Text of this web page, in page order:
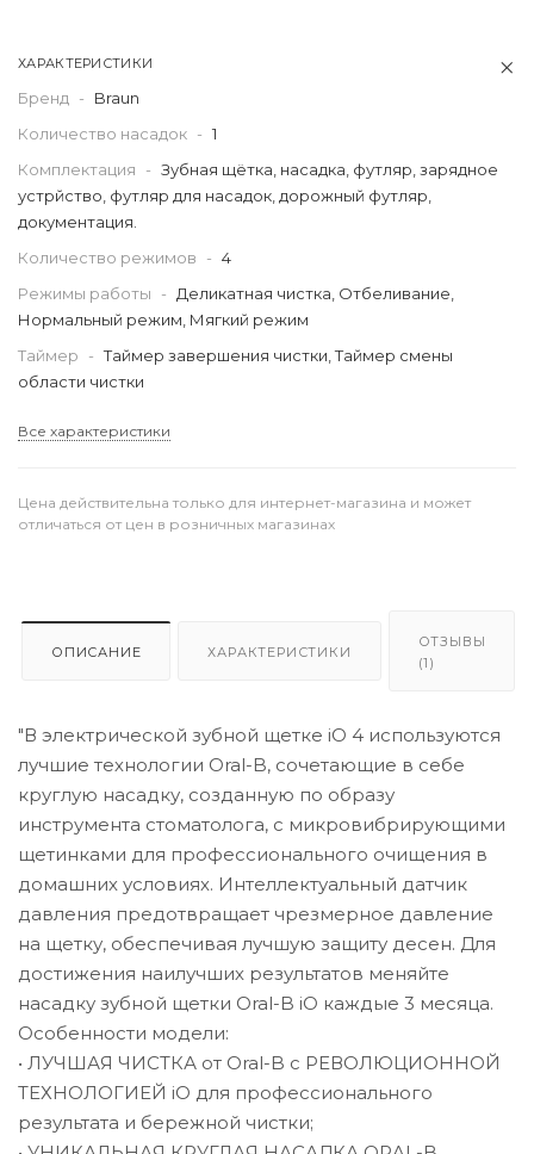
ХАРАКТЕРИСТИКИ
Бренд -
Braun
Количество насадок - 1
Комплектация
- Зубная щётка, насадка, футляр, зарядное
устрйство, футляр для насадок, дорожный футляр,
документация.
Количество режимов
- 4
Режимы работы
- Деликатная чистка, Отбеливание,
Нормальный режим, Мягкий режим
Таймер
- Таймер завершения чистки, Таймер смены
области чистки
Все характеристики
Цена действительна только для интернет-магазина и может
отличаться от цен в розничных магазинах
ОПИСАНИЕ ХАРАКТЕРИСТИКИ
ОТЗЫВЫ
(1)
"В электрической зубной щетке iO 4 используются
лучшие технологии Oral-B, сочетающие в себе
круглую насадку, созданную по образу
инструмента стоматолога, с микровибрирующими
щетинками для профессионального очищения в
домашних условиях. Интеллектуальный датчик
давления предотвращает чрезмерное давление
на щетку, обеспечивая лучшую защиту десен. Для
достижения наилучших результатов меняйте
насадку зубной щетки Oral-B iO каждые 3 месяца.
Особенности модели:
• ЛУЧШАЯ ЧИСТКА от Oral-B с РЕВОЛЮЦИОННОЙ
ТЕХНОЛОГИЕЙ iO для профессионального
результата и бережной чистки;